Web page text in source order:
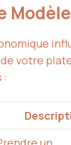
votre
: